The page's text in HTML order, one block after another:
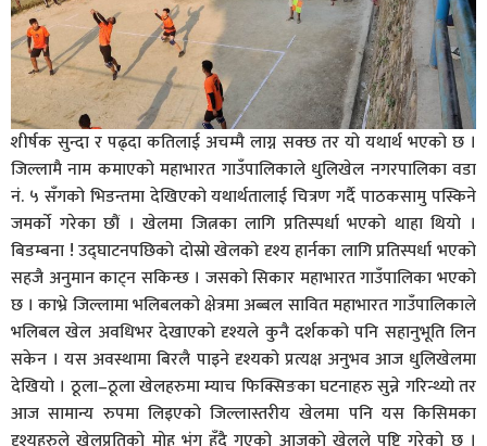
शीर्षक सुन्दा र पढ्दा कतिलाई अचम्मै लाग्न सक्छ तर यो यथार्थ भएको छ ।
जिल्लामै नाम कमाएको महाभारत गाउँपालिकाले धुलिखेल नगरपालिका वडा
नं. ५ सँगको भिडन्तमा देखिएको यथार्थतालाई चित्रण गर्दै पाठकसामु पस्किने
जमर्काे गरेका छौं । खेलमा जित्नका लागि प्रतिस्पर्धा भएको थाहा थियो ।
बिडम्बना ! उद्घाटनपछिको दोस्रो खेलको दृश्य हार्नका लागि प्रतिस्पर्धा भएको
सहजै अनुमान काट्न सकिन्छ । जसको सिकार महाभारत गाउँपालिका भएको
छ । काभ्रे जिल्लामा भलिबलको क्षेत्रमा अब्बल सावित महाभारत गाउँपालिकाले
भलिबल खेल अवधिभर देखाएको दृश्यले कुनै दर्शकको पनि सहानुभूति लिन
सकेन । यस अवस्थामा बिरलै पाइने दृश्यको प्रत्यक्ष अनुभव आज धुलिखेलमा
देखियो । ठूला–ठूला खेलहरुमा म्याच फिक्सिङका घटनाहरु सुन्ने गरिन्थ्यो तर
आज सामान्य रुपमा लिइएको जिल्लास्तरीय खेलमा पनि यस किसिमका